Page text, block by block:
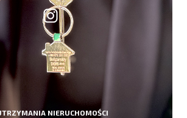
NIERUCHOMOŚCI